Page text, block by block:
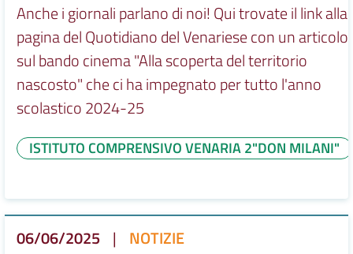
Anche i giornali parlano di noi! Qui trovate il link alla
pagina del Quotidiano del Venariese con un articolo
sul bando cinema "Alla scoperta del territorio
nascosto" che ci ha impegnato per tutto l'anno
scolastico 2024-25
ISTITUTO COMPRENSIVO VENARIA 2"DON MILANI"
06/06/2025 | NOTIZIE